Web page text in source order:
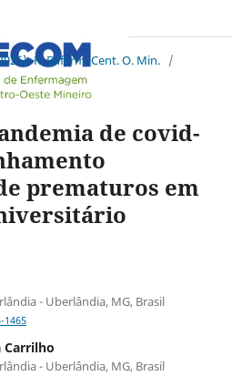
R. Enferm. Cent. O. Min. /
de covid-
prematuros em
- Uberlândia, MG, Brasil
1465
Carrilho
- Uberlândia, MG, Brasil